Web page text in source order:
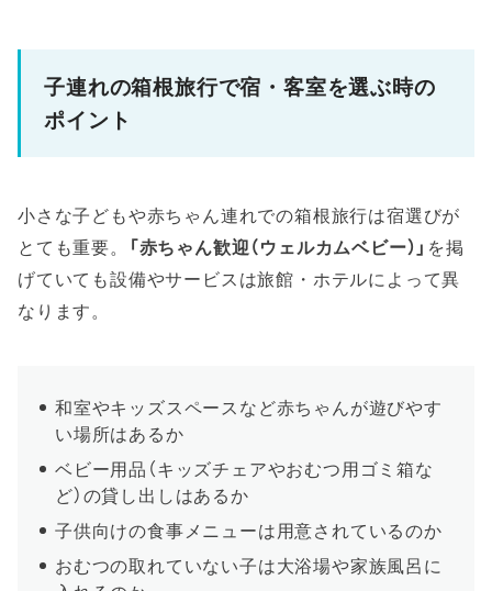
子連れの箱根旅行で宿・客室を選ぶ時の
ポイント
小さな子どもや赤ちゃん連れでの箱根旅行は宿選びが
とても重要。
「赤ちゃん歓迎（ウェルカムベビー）」 を掲
げていても設備やサービスは旅館・ホテルによって異
なります。
和室やキッズスペースなど赤ちゃんが遊びやす
い場所はあるか
ベビー用品（キッズチェアやおむつ用ゴミ箱な
ど）の貸し出しはあるか
子供向けの食事メニューは用意されているのか
おむつの取れていない子は大浴場や家族風呂に